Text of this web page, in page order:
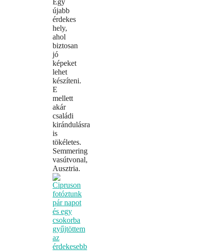
Egy
újabb
érdekes
hely,
ahol
biztosan
jó
képeket
lehet
készíteni.
E
mellett
akár
családi
kirándulásra
is
tökéletes.
Semmering
vasútvonal,
Ausztria.